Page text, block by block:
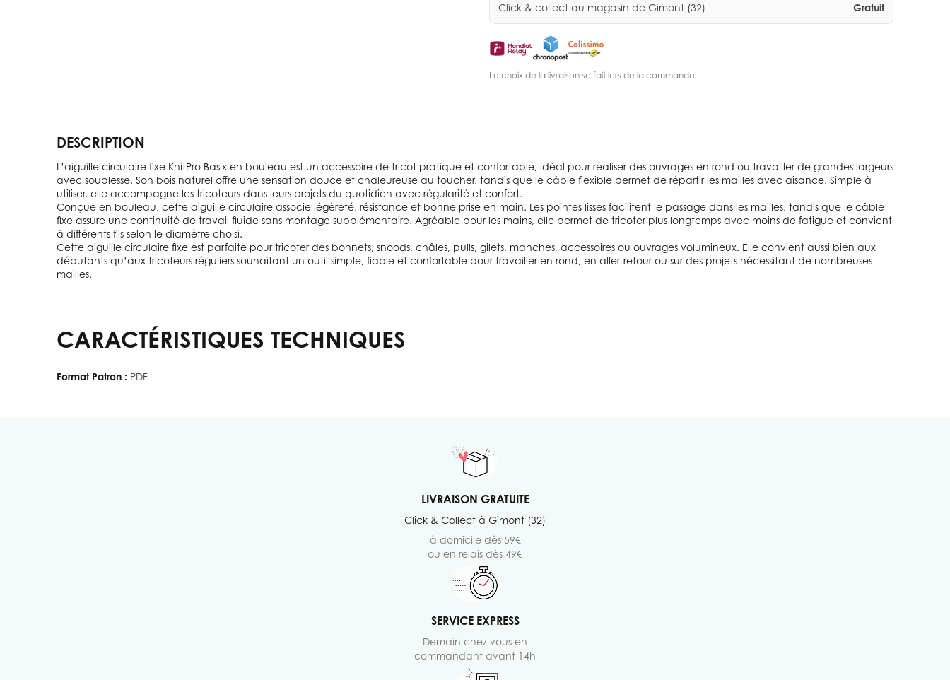
Click & collect au magasin de Gimont (32) Gratuit
Le choix de la livraison se fait lors de la commande.
DESCRIPTION
L’aiguille circulaire fixe KnitPro Basix en bouleau est un accessoire de tricot pratique et confortable, idéal pour réaliser des ouvrages en rond ou travailler de grandes largeurs
avec souplesse. Son bois naturel offre une sensation douce et chaleureuse au toucher, tandis que le câble flexible permet de répartir les mailles avec aisance. Simple à
utiliser, elle accompagne les tricoteurs dans leurs projets du quotidien avec régularité et confort.
Conçue en bouleau, cette aiguille circulaire associe légèreté, résistance et bonne prise en main. Les pointes lisses facilitent le passage dans les mailles, tandis que le câble
fixe assure une continuité de travail fluide sans montage supplémentaire. Agréable pour les mains, elle permet de tricoter plus longtemps avec moins de fatigue et convient
à différents fils selon le diamètre choisi.
Cette aiguille circulaire fixe est parfaite pour tricoter des bonnets, snoods, châles, pulls, gilets, manches, accessoires ou ouvrages volumineux. Elle convient aussi bien aux
débutants qu’aux tricoteurs réguliers souhaitant un outil simple, fiable et confortable pour travailler en rond, en aller-retour ou sur des projets nécessitant de nombreuses
mailles.
CARACTÉRISTIQUES TECHNIQUES
Format Patron : PDF
LIVRAISON GRATUITE
Click & Collect à Gimont (32)
à domicile dès 59€
ou en relais dès 49€
SERVICE EXPRESS
Demain chez vous en
commandant avant 14h